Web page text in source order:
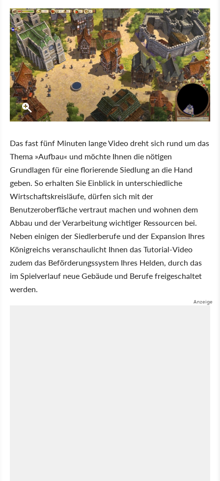
Das fast fünf Minuten lange Video dreht sich rund um das
Thema »Aufbau« und möchte Ihnen die nötigen
Grundlagen für eine florierende Siedlung an die Hand
geben. So erhalten Sie Einblick in unterschiedliche
Wirtschaftskreisläufe, dürfen sich mit der
Benutzeroberfläche vertraut machen und wohnen dem
Abbau und der Verarbeitung wichtiger Ressourcen bei.
Neben einigen der Siedlerberufe und der Expansion Ihres
Königreichs veranschaulicht Ihnen das Tutorial-Video
zudem das Beförderungssystem Ihres Helden, durch das
im Spielverlauf neue Gebäude und Berufe freigeschaltet
werden.